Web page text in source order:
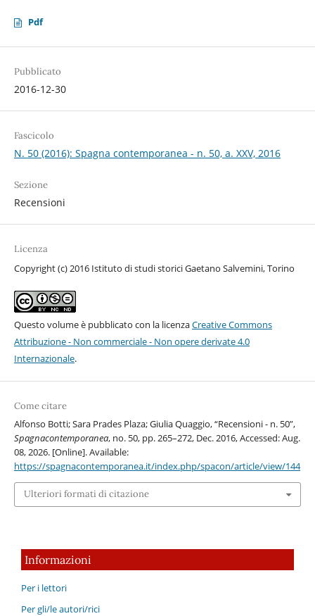
Pdf
Pubblicato
2016-12-30
Fascicolo
N. 50 (2016): Spagna contemporanea - n. 50, a. XXV, 2016
Sezione
Recensioni
Licenza
Copyright (c) 2016 Istituto di studi storici Gaetano Salvemini, Torino
Questo volume è pubblicato con la licenzaCreative Commons
Attribuzione - Non commerciale - Non opere derivate 4.0
Internazionale.
Come citare
Alfonso Botti; Sara Prades Plaza; Giulia Quaggio, “Recensioni - n. 50”,
Spagnacontemporanea, no. 50, pp. 265–272, Dec. 2016, Accessed: Aug.
08, 2026. [Online]. Available:
https://spagnacontemporanea.it/index.php/spacon/article/view/144
Ulteriori formati di citazione
Informazioni
Per i lettori
Per gli/le autori/rici